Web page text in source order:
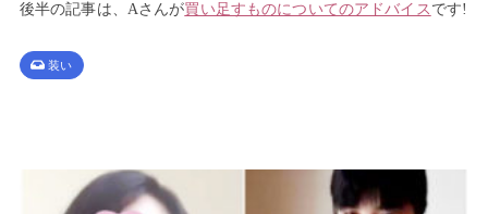
後半の記事は、Aさんが買い足すものについてのアドバイス です!
装い